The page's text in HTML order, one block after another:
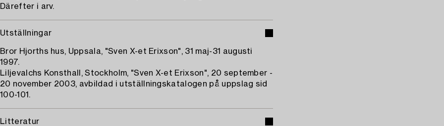
Därefter i arv.
Utställningar
Bror Hjorths hus, Uppsala, "Sven X-et Erixson", 31 maj-31 augusti
1997.
Liljevalchs Konsthall, Stockholm, "Sven X-et Erixson", 20 september -
20 november 2003, avbildad i utställningskatalogen på uppslag sid
100-101.
Litteratur